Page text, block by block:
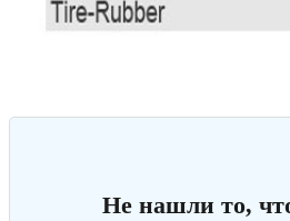
Не нашли то,